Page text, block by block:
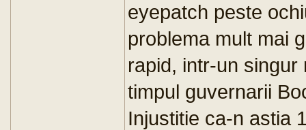
eyepatch peste
problema mult mai
rapid, intr-un
timpul guvernarii
Injustitie ca-n astia